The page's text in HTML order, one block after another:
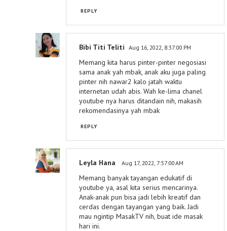
REPLY
Bibi Titi Teliti Aug 16, 2022, 8:37:00 PM
Memang kita harus pinter-pinter negosiasi
sama anak yah mbak, anak aku juga paling
pinter nih nawar2 kalo jatah waktu
internetan udah abis. Wah ke-lima chanel
youtube nya harus ditandain nih, makasih
rekomendasinya yah mbak
REPLY
Leyla Hana Aug 17, 2022, 7:57:00 AM
Memang banyak tayangan edukatif di
youtube ya, asal kita serius mencarinya.
Anak-anak pun bisa jadi lebih kreatif dan
cerdas dengan tayangan yang baik. Jadi
mau ngintip MasakTV nih, buat ide masak
hari ini.